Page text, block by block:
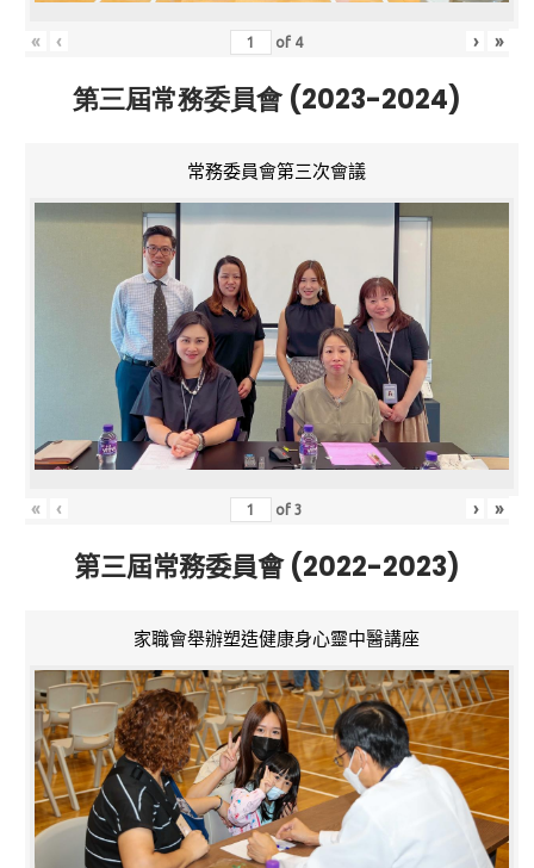
« ‹ of 4 › »
第三屆常務委員會 (2023-2024)
常務委員會第三次會議
« ‹ of3 › »
第三屆常務委員會 (2022-2023)
家職會舉辦塑造健康身心靈中醫講座